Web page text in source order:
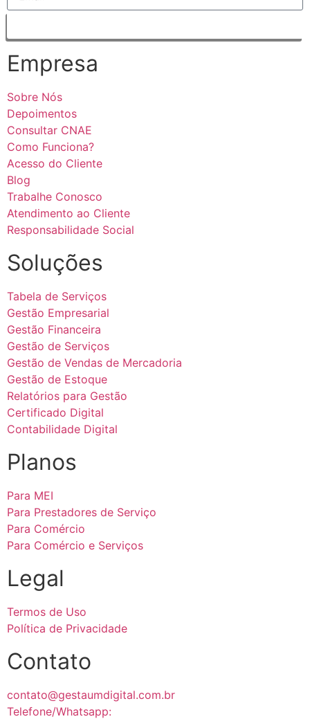
Empresa
Sobre Nós
Depoimentos
Consultar CNAE
Como Funciona?
Acesso do Cliente
Blog
Trabalhe Conosco
Atendimento ao Cliente
Responsabilidade Social
Soluções
Tabela de Serviços
Gestão Empresarial
Gestão Financeira
Gestão de Serviços
Gestão de Vendas de Mercadoria
Gestão de Estoque
Relatórios para Gestão
Certificado Digital
Contabilidade Digital
Planos
Para MEI
Para Prestadores de Serviço
Para Comércio
Para Comércio e Serviços
Legal
Termos de Uso
Política de Privacidade
Contato
contato@gestaumdigital.com.br
Telefone/Whatsapp: